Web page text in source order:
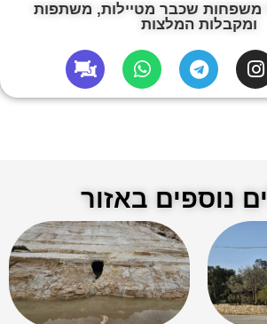
משפחות שכבר מטיילות, משתפות
ומקבלות המלצות
נוספים באזור